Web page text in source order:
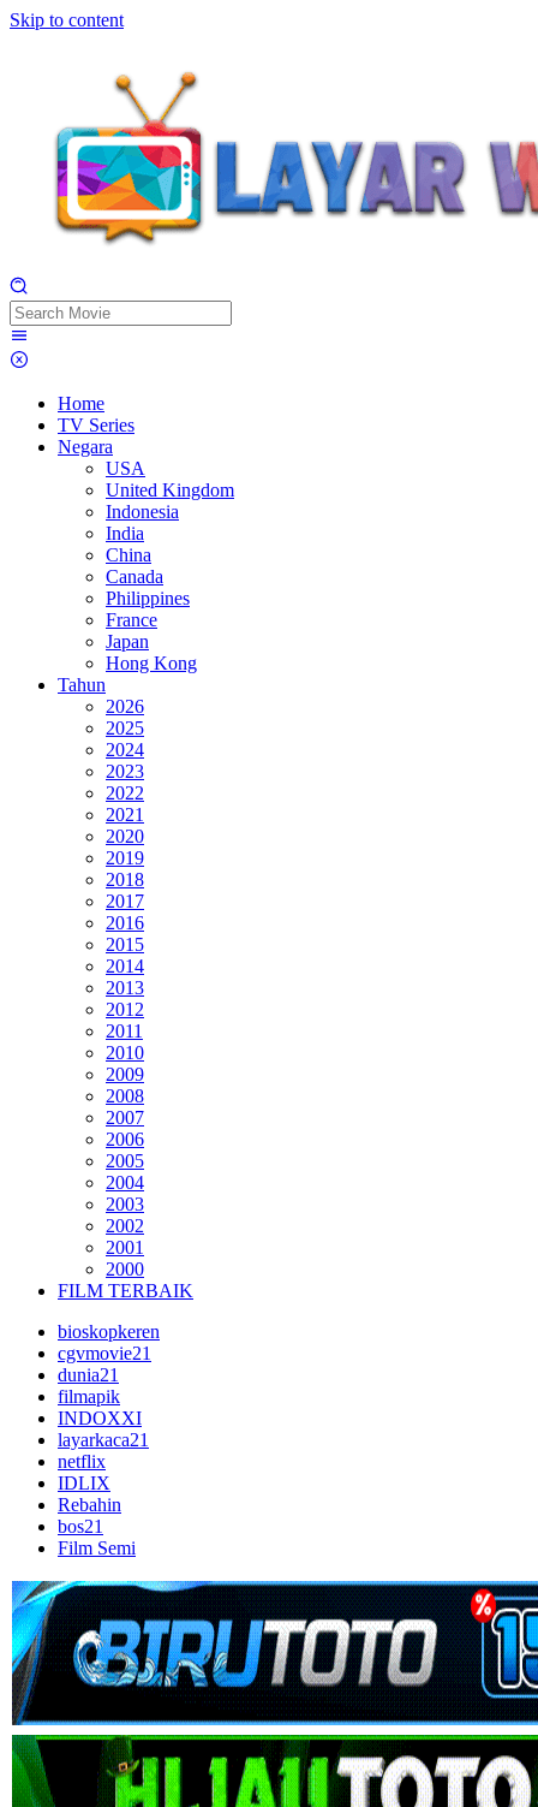
Skip to content
Home
TV Series
Negara
USA
United Kingdom
Indonesia
India
China
Canada
Philippines
France
Japan
Hong Kong
Tahun
2026
2025
2024
2023
2022
2021
2020
2019
2018
2017
2016
2015
2014
2013
2012
2011
2010
2009
2008
2007
2006
2005
2004
2003
2002
2001
2000
FILM TERBAIK
bioskopkeren
cgvmovie21
dunia21
filmapik
INDOXXI
layarkaca21
netflix
IDLIX
Rebahin
bos21
Film Semi